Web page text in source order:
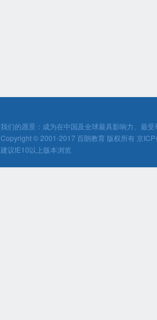
我们的愿景：成为在中国及全球最具影响力、最
Copyright © 2001-2017 百朗教育 版权所有 京
建议IE10以上版本浏览